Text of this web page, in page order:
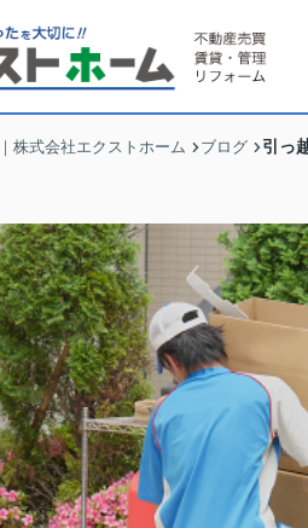
株式会社エクストホーム ブログ 引っ